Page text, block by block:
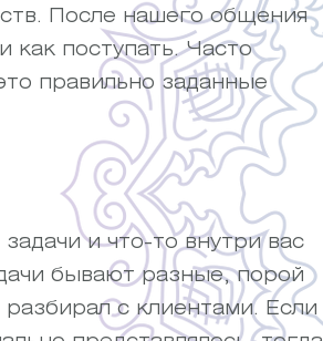
После нашего общения
как поступать. Часто
правильно заданные
и что-то внутри вас
бывают разные, порой
с клиентами. Если